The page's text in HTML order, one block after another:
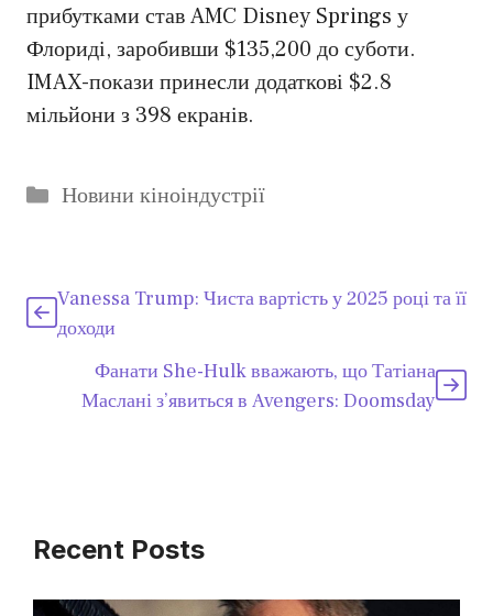
прибутками став AMC Disney Springs у
Флориді, заробивши $135,200 до суботи.
IMAX-покази принесли додаткові $2.8
мільйони з 398 екранів.
Категорії
Новини кіноіндустрії
Vanessa Trump: Чиста вартість у 2025 році та її
доходи
Фанати She-Hulk вважають, що Татіана
Маслані з’явиться в Avengers: Doomsday
Recent Posts